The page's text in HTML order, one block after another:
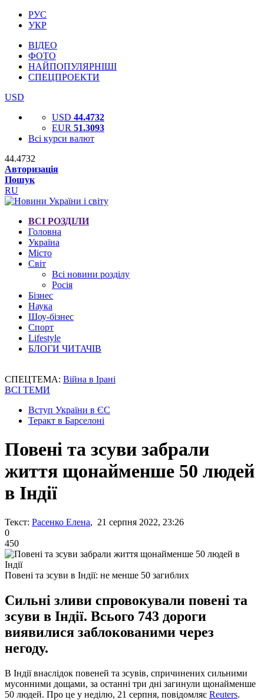
РУС
УКР
ВІДЕО
ФОТО
НАЙПОПУЛЯРНІШІ
СПЕЦПРОЕКТИ
USD
USD 44.4732
EUR 51.3093
Всі курси валют
44.4732
Авторизація
Пошук
RU
ВСІ РОЗДІЛИ
Головна
Україна
Місто
Світ
Всі новини розділу
Росія
Бізнес
Наука
Шоу-бізнес
Спорт
Lifestyle
БЛОГИ ЧИТАЧІВ
СПЕЦТЕМА: Війна в Ірані
ВСІ ТЕМИ
Вступ України в ЄС
Теракт в Барселоні
Повені та зсуви забрали
життя щонайменше 50 людей
в Індії
Текст: Расенко Елена, 21 серпня 2022, 23:26
0
450
Повені та зсуви в Індії: не менше 50 загиблих
Сильні зливи спровокували повені та
зсуви в Індії. Всього 743 дороги
виявилися заблокованими через
негоду.
В Індії внаслідок повеней та зсувів, спричинених сильними
мусонними дощами, за останні три дні загинули щонайменше
50 людей. Про це у неділю, 21 серпня, повідомляє Reuters.